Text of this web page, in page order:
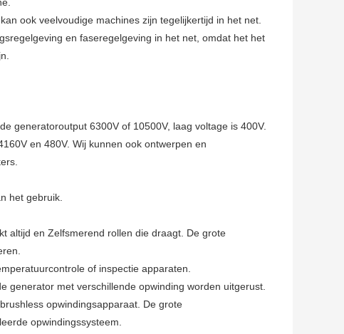
ook veelvoudige machines zijn tegelijkertijd in het net.
en faseregelgeving in het net, omdat het het
generatoroutput 6300V of 10500V, laag voltage is 400V.
en 480V. Wij kunnen ook ontwerpen en
het gebruik.
altijd en Zelfsmerend rollen die draagt. De grote
of inspectie apparaten.
generator met verschillende opwinding worden uitgerust.
opwindingsapparaat. De grote
opwindingssysteem.